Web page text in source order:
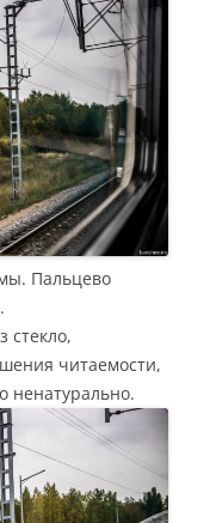
Пальцево
стекло,
читаемости,
ненатурально.